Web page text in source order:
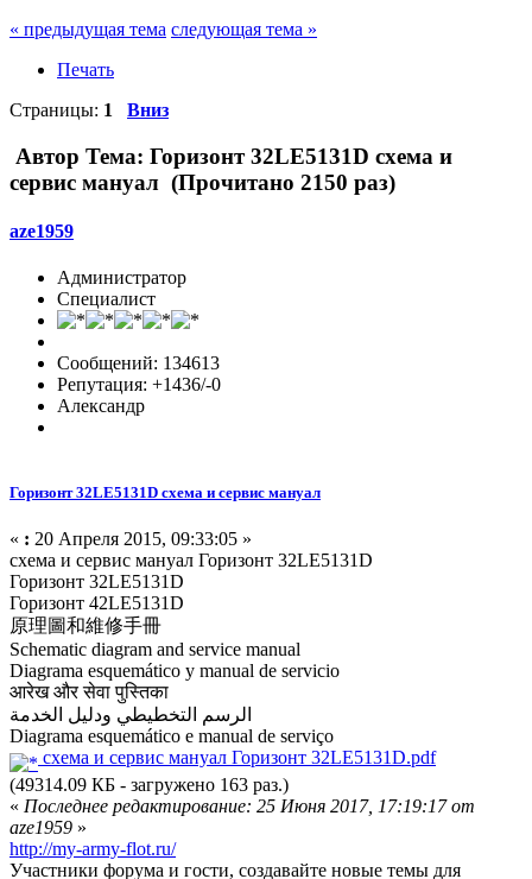
« предыдущая тема следующая тема »
Печать
Страницы: 1 Вниз
Автор Тема: Горизонт 32LE5131D схема и
сервис мануал (Прочитано 2150 раз)
aze1959
Администратор
Специалист
Сообщений: 134613
Репутация: +1436/-0
Александр
Горизонт 32LE5131D схема и сервис мануал
« : 20 Апреля 2015, 09:33:05 »
схема и сервис мануал Горизонт 32LE5131D
Горизонт 32LE5131D
Горизонт 42LE5131D
原理圖和維修手冊
Schematic diagram and service manual
Diagrama esquemático y manual de servicio
आरेख और सेवा पुस्तिका
الرسم التخطيطي ودليل الخدمة
Diagrama esquemático e manual de serviço
схема и сервис мануал Горизонт 32LE5131D.pdf
(49314.09 КБ - загружено 163 раз.)
« Последнее редактирование: 25 Июня 2017, 17:19:17 от
aze1959 »
http://my-army-flot.ru/
Участники форума и гости, создавайте новые темы для